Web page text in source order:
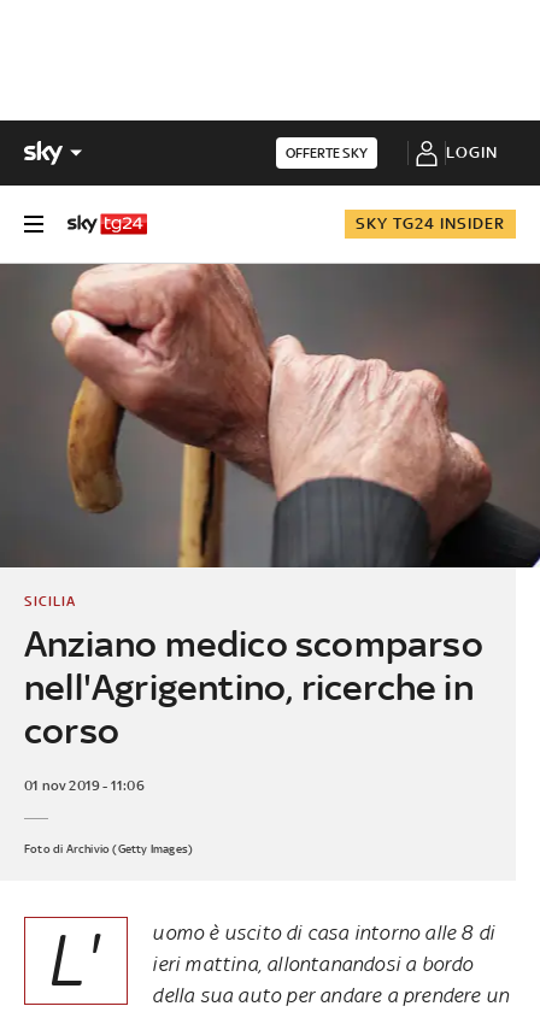
OFFERTE SKY LOGIN
SKY TG24 INSIDER
Anziano medico scomparso
nell'Agrigentino, ricerche in
corso
SICILIA
01 nov 2019 - 11:06
Foto di Archivio (Getty Images)
L'
uomo è uscito di casa intorno alle 8 di
ieri mattina, allontanandosi a bordo
della sua auto per andare a prendere un